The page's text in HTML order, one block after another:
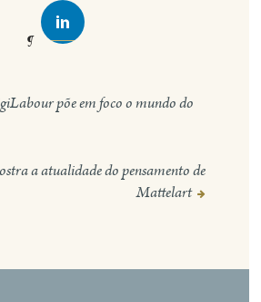
põe em foco o mundo do
a atualidade do pensamento de
Mattelart